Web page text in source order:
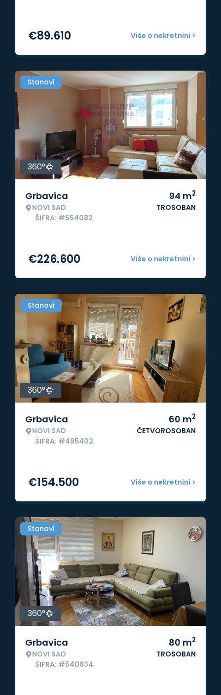
Više o nekretnini >
€89.610
Stanovi
360°
Grbavica
NOVI SAD
ŠIFRA: #554082
94 m2
TROSOBAN
Više o nekretnini >
€226.600
Stanovi
360°
Grbavica
NOVI SAD
ŠIFRA: #495402
60 m2
ČETVOROSOBAN
Više o nekretnini >
€154.500
Stanovi
360°
Grbavica
NOVI SAD
ŠIFRA: #540834
80 m2
TROSOBAN